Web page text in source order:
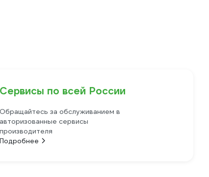
Сервисы по всей России
Обращайтесь за обслуживанием в
авторизованные сервисы
производителя
Подробнее